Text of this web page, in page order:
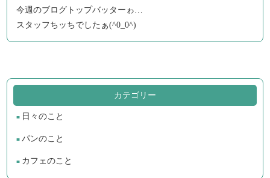
今週のブログトップバッターゎ…
スタッフちッちでしたぁ(^0_0^)
カテゴリー
日々のこと
パンのこと
カフェのこと